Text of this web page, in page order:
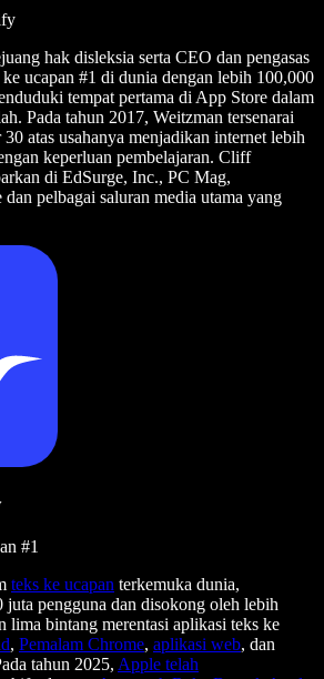
hak disleksia serta CEO dan pengasas
ucapan #1 di dunia dengan lebih 100,000
tempat pertama di App Store dalam
Pada tahun 2017, Weitzman tersenarai
atas usahanya menjadikan internet lebih
keperluan pembelajaran. Cliff
di EdSurge, Inc., PC Mag,
pelbagai saluran media utama yang
#1
teks ke ucapan terkemuka dunia,
pengguna dan disokong oleh lebih
lima bintang merentasi aplikasi teks ke
, Pemalam Chrome, aplikasi web, dan
tahun 2025, Apple telah